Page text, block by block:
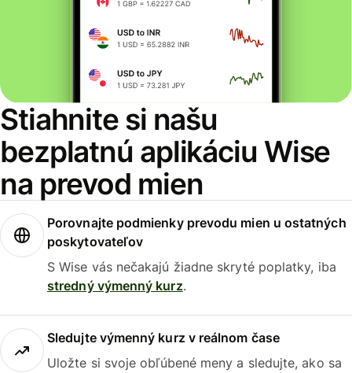
Stiahnite si našu
bezplatnú aplikáciu Wise
na prevod mien
Porovnajte podmienky prevodu mien u ostatných
poskytovateľov
S Wise vás nečakajú žiadne skryté poplatky, iba
stredný výmenný kurz.
Sledujte výmenný kurz v reálnom čase
Uložte si svoje obľúbené meny a sledujte, ako sa